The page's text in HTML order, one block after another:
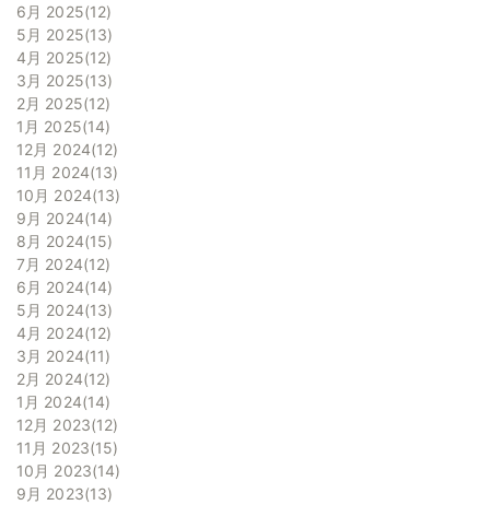
6月 2025 12
5月 2025 13
4月 2025 12
3月 2025 13
2月 2025 12
1月 2025 14
12月 2024 12
11月 2024 13
10月 2024 13
9月 2024 14
8月 2024 15
7月 2024 12
6月 2024 14
5月 2024 13
4月 2024 12
3月 2024 11
2月 2024 12
1月 2024 14
12月 2023 12
11月 2023 15
10月 2023 14
9月 2023 13